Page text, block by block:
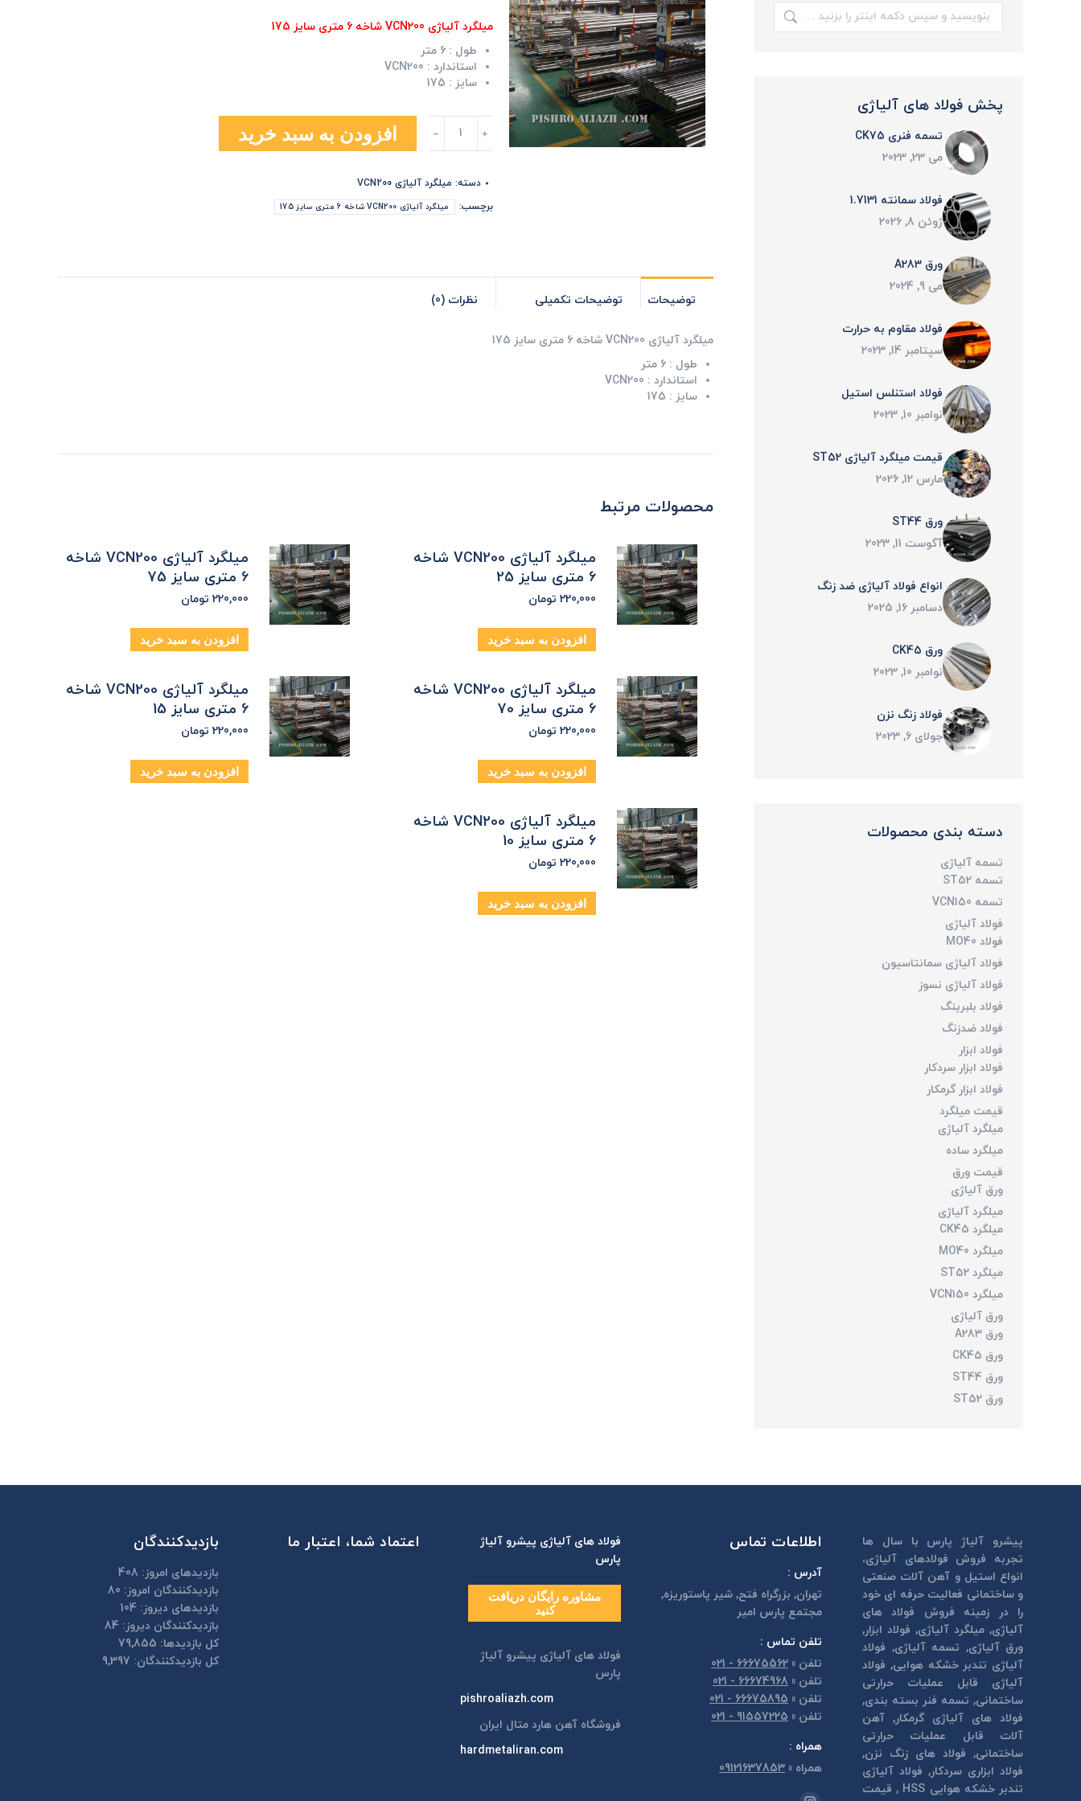
میلگرد آلیاژی VCN200 شاخه 6 متری سایز 175
طول :6 متر
استاندارد : VCN200
سایز : 175
میلگرد
آلیاژی
افزودن به سبد خرید
دسته: میلگرد آلیاژی VCN200
برچسب:
میلگرد آلیاژی VCN200 شاخه 6 متری سایز 175
توضیحات توضیحات تکمیلی نظرات (0)
میلگرد آلیاژی VCN200 شاخه 6 متری سایز 175
طول : 6 متر
استاندارد : VCN200
سایز : 175
محصولات مرتبط
میلگرد آلیاژی VCN200 شاخه
6 متری سایز 25
220,000 تومان
افزودن به سبد خرید
میلگرد آلیاژی VCN200 شاخه
6 متری سایز 75
220,000 تومان
افزودن به سبد خرید
میلگرد آلیاژی VCN200 شاخه
6 متری سایز 70
220,000 تومان
افزودن به سبد خرید
میلگرد آلیاژی VCN200 شاخه
6 متری سایز 15
220,000 تومان
افزودن به سبد خرید
میلگرد آلیاژی VCN200 شاخه
6 متری سایز 10
220,000 تومان
افزودن به سبد خرید
جستجو:
پخش فولاد های آلیاژی
تسمه فنری CK75
می 23, 2023
فولاد سمانته 1.7131
ژوئن 8, 2026
ورق A283
می 9, 2024
فولاد مقاوم به حرارت
سپتامبر 14, 2023
فولاد استنلس استیل
نوامبر 10, 2023
قیمت میلگرد آلیاژی ST52
مارس 12, 2026
ورق ST44
آگوست 11, 2023
انواع فولاد آلیاژی ضد زنگ
دسامبر 16, 2025
ورق CK45
نوامبر 10, 2023
فولاد زنگ نزن
جولای 6, 2023
دسته بندی محصولات
تسمه آلیاژی
تسمه ST52
تسمه VCN150
فولاد آلیاژی
فولاد MO40
فولاد آلیاژی سمانتاسیون
فولاد آلیاژی نسوز
فولاد بلبرینگ
فولاد ضدزنگ
فولاد ابزار
فولاد ابزار سردکار
فولاد ابزار گرمکار
قیمت میلگرد
میلگرد آلیاژی
میلگرد ساده
قیمت ورق
ورق آلیاژی
میلگرد آلیاژی
میلگرد CK45
میلگرد MO40
میلگرد ST52
میلگرد VCN150
ورق آلیاژی
ورق A283
ورق CK45
ورق ST44
ورق ST52
پیشرو آلیاژ پارس با سال ها
تجربه فروش فولادهای آلیاژی،
انواع استیل و آهن آلات صنعتی
و ساختمانی فعالیت حرفه ای خود
را در زمینه فروش فولاد های
آلیاژی, میلگرد آلیاژی, فولاد ابزار,
ورق آلیاژی, تسمه آلیاژی, فولاد
آلیاژی تندبر خشكه هوايی, فولاد
آلیاژی قابل عمليات حرارتی
ساختمانی, تسمه فنر بسته بندی,
فولاد های آلیاژی گرمكار, آهن
آلات قابل عمليات حرارتی
ساختمانی, فولاد های زنگ نزن,
فولاد ابزاری سردكار, فولاد آلیاژی
تندبر خشكه هوايی HSS , قیمت
اطلاعات تماس
آدرس :
تهران, بزرگراه فتح, شير پاستوريزه,
مجتمع پارس امير
تلفن تماس :
تلفن »
66675562 - 021
تلفن »
66674968 - 021
تلفن »
66675895 - 021
تلفن »
91557225 - 021
همراه :
همراه »
09121637853
فولاد های آلیاژی پیشرو آلیاژ
پارس
مشاوره رایگان دریافت
کنید
فولاد های آلیاژی پیشرو آلیاژ
پارس
pishroaliazh.com
فروشگاه آهن هارد متال ایران
hardmetaliran.com
اعتماد شما، اعتبار ما بازدیدکنندگان
بازدیدهای امروز: 408
بازدیدکنندگان امروز: 80
بازدیدهای دیروز: 104
بازدیدکنندگان دیروز: 84
کل بازدیدها: 79,855
کل بازدیدکنند‌گان: 9,397